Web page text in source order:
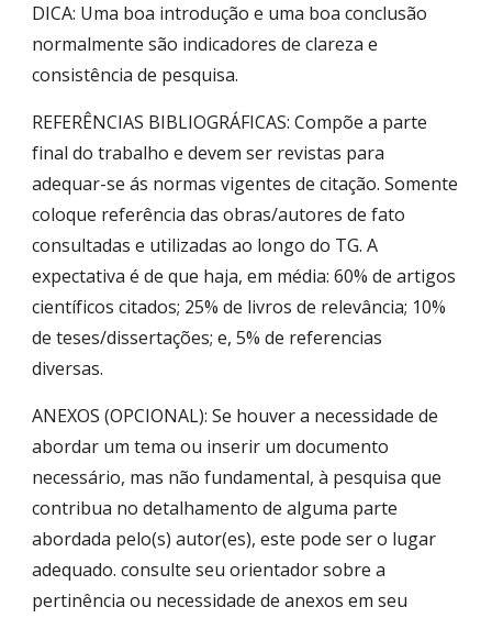
DICA: Uma boa introdução e uma boa conclusão
normalmente são indicadores de clareza e
consistência de pesquisa.
REFERÊNCIAS BIBLIOGRÁFICAS: Compõe a parte
final do trabalho e devem ser revistas para
adequar-se ás normas vigentes de citação. Somente
coloque referência das obras/autores de fato
consultadas e utilizadas ao longo do TG. A
expectativa é de que haja, em média: 60% de artigos
científicos citados; 25% de livros de relevância; 10%
de teses/dissertações; e, 5% de referencias
diversas.
ANEXOS (OPCIONAL): Se houver a necessidade de
abordar um tema ou inserir um documento
necessário, mas não fundamental, à pesquisa que
contribua no detalhamento de alguma parte
abordada pelo(s) autor(es), este pode ser o lugar
adequado. consulte seu orientador sobre a
pertinência ou necessidade de anexos em seu